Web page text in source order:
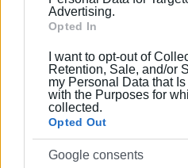
Advertising.
Opted In
I want to opt-out of
Retention, Sale, and/or
my Personal Data that
with the Purposes for
collected.
Opted Out
Google consents
Οι μικροί μαθητές από το
που έκλεψαν τις εντυπώσεις
ξεχωριστή παρουσία.
Το θεωρητικό και
κράτησαν σε υψηλό επίπεδο
προσκεκλημένοι:
Ο Παντελής Κοντός είχε τον